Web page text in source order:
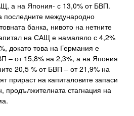
а на Япония- с 13,0% от БВП.
последните международно
банка, нивото на нетните
на САЩ е намаляло с 4,2%
докато това на Германия е
– от 15,8% на 2,3%, а на Япония
20,5 % от БВП – от 21,9% на
прираст на капиталовите запаси
стагнация на